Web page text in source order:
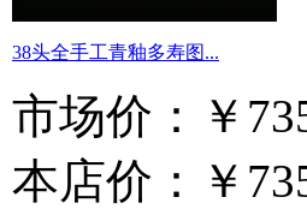
38头全手工青釉多寿图...
市场价：
￥
本店价：
￥